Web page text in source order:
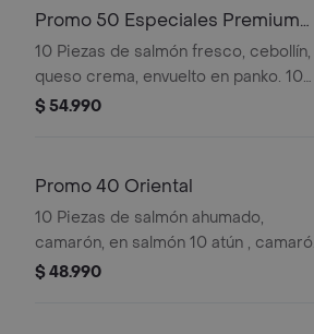
queso crema, cebollín envuelto en
panko, rolls de kanikama, queso
crema, palta, envuelto en ciboulette,
10 piezas de salmón fresco, palta
envuelto en queso
2 teriyaki, wasabi y jengibre.
Promo 50 Especiales Premium
(Huancaina)
10 Piezas de salmón fresco, cebollín,
queso crema, envuelto en panko. 10
piezas de salmón fresco, queso
cebollín, envuelto en salmón, 10 piezas
en ciboulette.10 piezas de kanikama,
palta, queso crema, envuelto en
sésamo. acompañado de salsa
$ 54.990
Promo 40 Oriental
10 Piezas de salmón ahumado,
camarón, en salmón 10 atún , camarón
en palta. 10 tori champiñon en panko
$ 48.990